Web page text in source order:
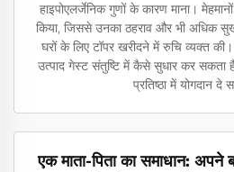
हाइपोएलर्जेनिक गुणों के कारण माना।
किया, जिससे उनका ठहराव और भी अधिक
घरों के लिए टॉपर खरीदने में रुचि व्यक्त की।
उत्पाद गेस्ट संतुष्टि में कैसे सुधार कर सकता
प्रतिष्ठा में योगदान दे
एक माता-पिता का समाधान: